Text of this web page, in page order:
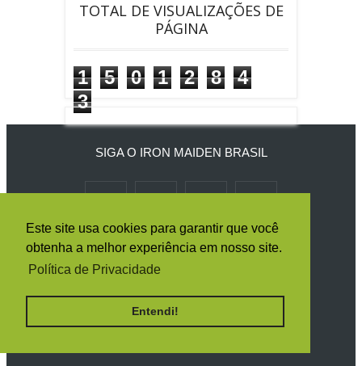
Este site usa cookies para garantir que você
obtenha a melhor experiência em nosso site.
Política de Privacidade
Entendi!
TOTAL DE VISUALIZAÇÕES DE
PÁGINA
1 5 0 1 2 8
4
3
SIGA O IRON MAIDEN BRASIL
RECEBA TODAS AS NOTÍCIAS POR E-
MAIL